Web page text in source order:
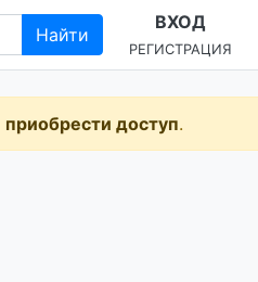
Найти
ВХОД
РЕГИСТРАЦИЯ
приобрести доступ.